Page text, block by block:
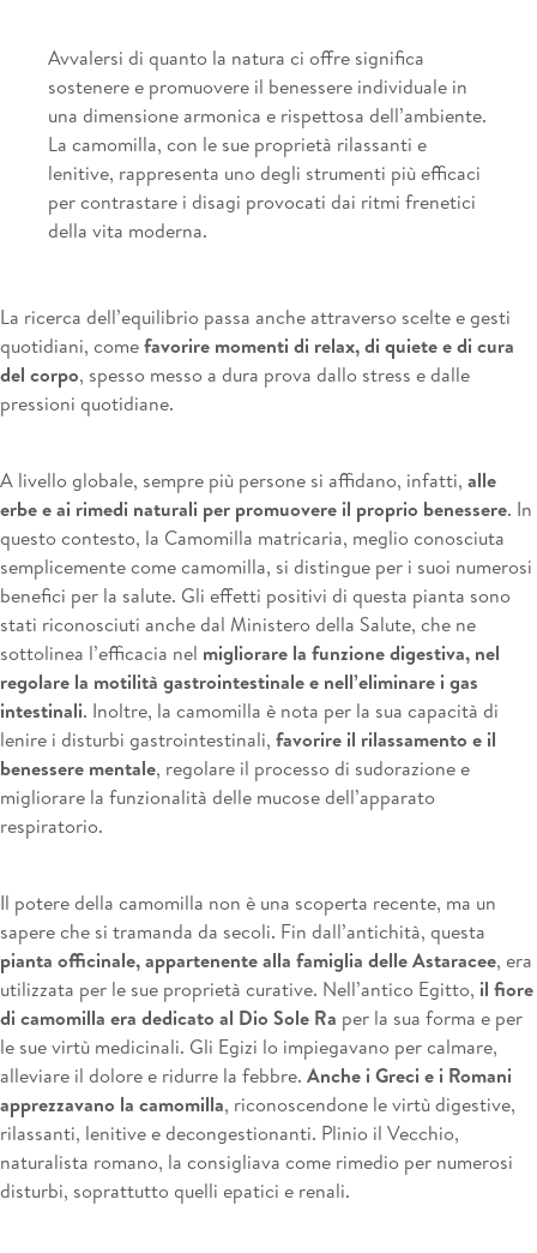
Avvalersi di quanto la natura ci offre significa
sostenere e promuovere il benessere individuale in
una dimensione armonica e rispettosa dell’ambiente.
La camomilla, con le sue proprietà rilassanti e
lenitive, rappresenta uno degli strumenti più efficaci
per contrastare i disagi provocati dai ritmi frenetici
della vita moderna.
La ricerca dell’equilibrio passa anche attraverso scelte e gesti
quotidiani, comefavorire momenti di relax, di quiete e di cura
del corpo, spesso messo a dura prova dallo stress e dalle
pressioni quotidiane.
A livello globale, sempre più persone si affidano, infatti, alle
erbe e ai rimedi naturali per promuovere il proprio benessere. In
questo contesto, la Camomilla matricaria, meglio conosciuta
semplicemente come camomilla, si distingue per i suoi numerosi
benefici per la salute. Gli effetti positivi di questa pianta sono
stati riconosciuti anche dal Ministero della Salute, che ne
sottolinea l’efficacia nel migliorare la funzione digestiva, nel
regolare la motilità gastrointestinale e nell’eliminare i gas
intestinali. Inoltre, la camomilla è nota per la sua capacità di
lenire i disturbi gastrointestinali, favorire il rilassamento e il
benessere mentale, regolare il processo di sudorazione e
migliorare la funzionalità delle mucose dell’apparato
respiratorio.
Il potere della camomilla non è una scoperta recente, ma un
sapere che si tramanda da secoli. Fin dall’antichità, questa
pianta officinale, appartenente alla famiglia delle Astaracee, era
utilizzata per le sue proprietà curative. Nell’antico Egitto, il fiore
di camomilla era dedicato al Dio Sole Ra per la sua forma e per
le sue virtù medicinali. Gli Egizi lo impiegavano per calmare,
alleviare il dolore e ridurre la febbre. Anche i Greci e i Romani
apprezzavano la camomilla, riconoscendone le virtù digestive,
rilassanti, lenitive e decongestionanti. Plinio il Vecchio,
naturalista romano, la consigliava come rimedio per numerosi
disturbi, soprattutto quelli epatici e renali.